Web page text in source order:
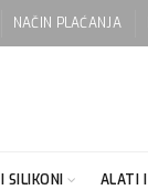
NAČIN PLAĆANJA
SILIKONI ALATI